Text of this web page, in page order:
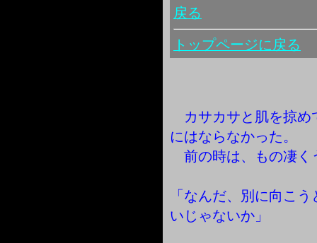
戻る
トップページに戻る
カサカサと肌を掠め
にはならなかった。
前の時は、もの凄く
「なんだ、別に向こ
いじゃないか」